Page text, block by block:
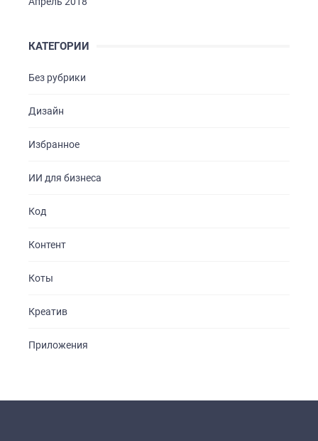
КАТЕГОРИИ
Без рубрики
Дизайн
Избранное
ИИ для бизнеса
Код
Контент
Коты
Креатив
Приложения